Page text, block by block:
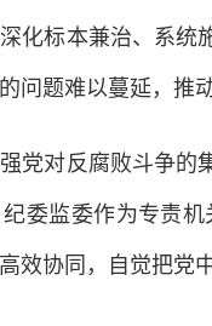
化标本兼治、系统
问题难以蔓延，推
对反腐败斗争的集
委监委作为专责
效协同，自觉把党